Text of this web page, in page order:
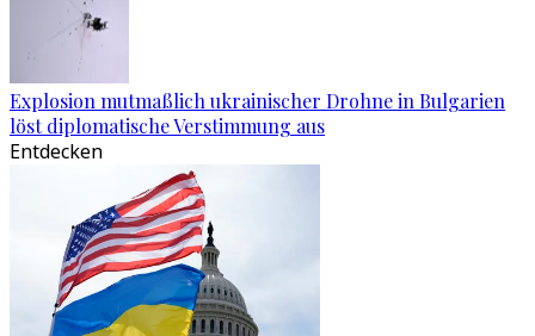
Explosion mutmaßlich ukrainischer Drohne in Bulgarien
löst diplomatische Verstimmung aus
Entdecken